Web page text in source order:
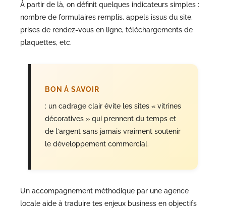
À partir de là, on définit quelques indicateurs simples :
nombre de formulaires remplis, appels issus du site,
prises de rendez-vous en ligne, téléchargements de
plaquettes, etc.
BON À SAVOIR
: un cadrage clair évite les sites « vitrines
décoratives » qui prennent du temps et
de l’argent sans jamais vraiment soutenir
le développement commercial.
Un accompagnement méthodique par une agence
locale aide à traduire tes enjeux business en objectifs